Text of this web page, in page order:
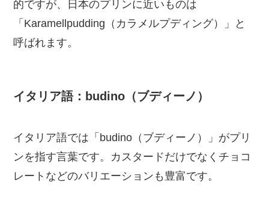
的ですが、日本のプリンに近いものは
「Karamellpudding（カラメルプディング）」と
呼ばれます。
イタリア語：budino（ブディーノ）
イタリア語では「budino（ブディーノ）」がプリ
ンを指す言葉です。カスタードだけでなくチョコ
レートなどのバリエーションも豊富です。